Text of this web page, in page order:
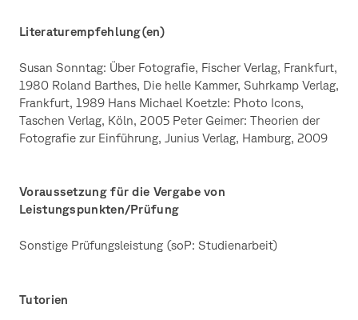
Literaturempfehlung(en)
Susan Sonntag: Über Fotografie, Fischer Verlag, Frankfurt,
1980 Roland Barthes, Die helle Kammer, Suhrkamp Verlag,
Frankfurt, 1989 Hans Michael Koetzle: Photo Icons,
Taschen Verlag, Köln, 2005 Peter Geimer: Theorien der
Fotografie zur Einführung, Junius Verlag, Hamburg, 2009
Voraussetzung für die Vergabe von
Leistungspunkten/Prüfung
Sonstige Prüfungsleistung (soP: Studienarbeit)
Tutorien